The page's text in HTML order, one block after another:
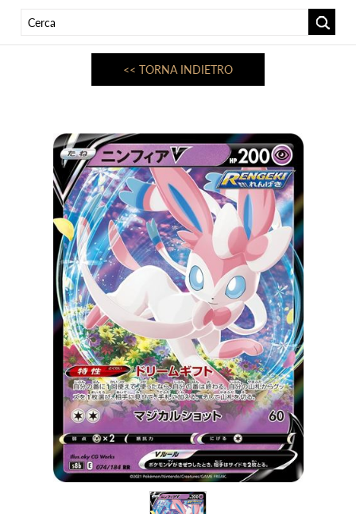
<< TORNA INDIETRO